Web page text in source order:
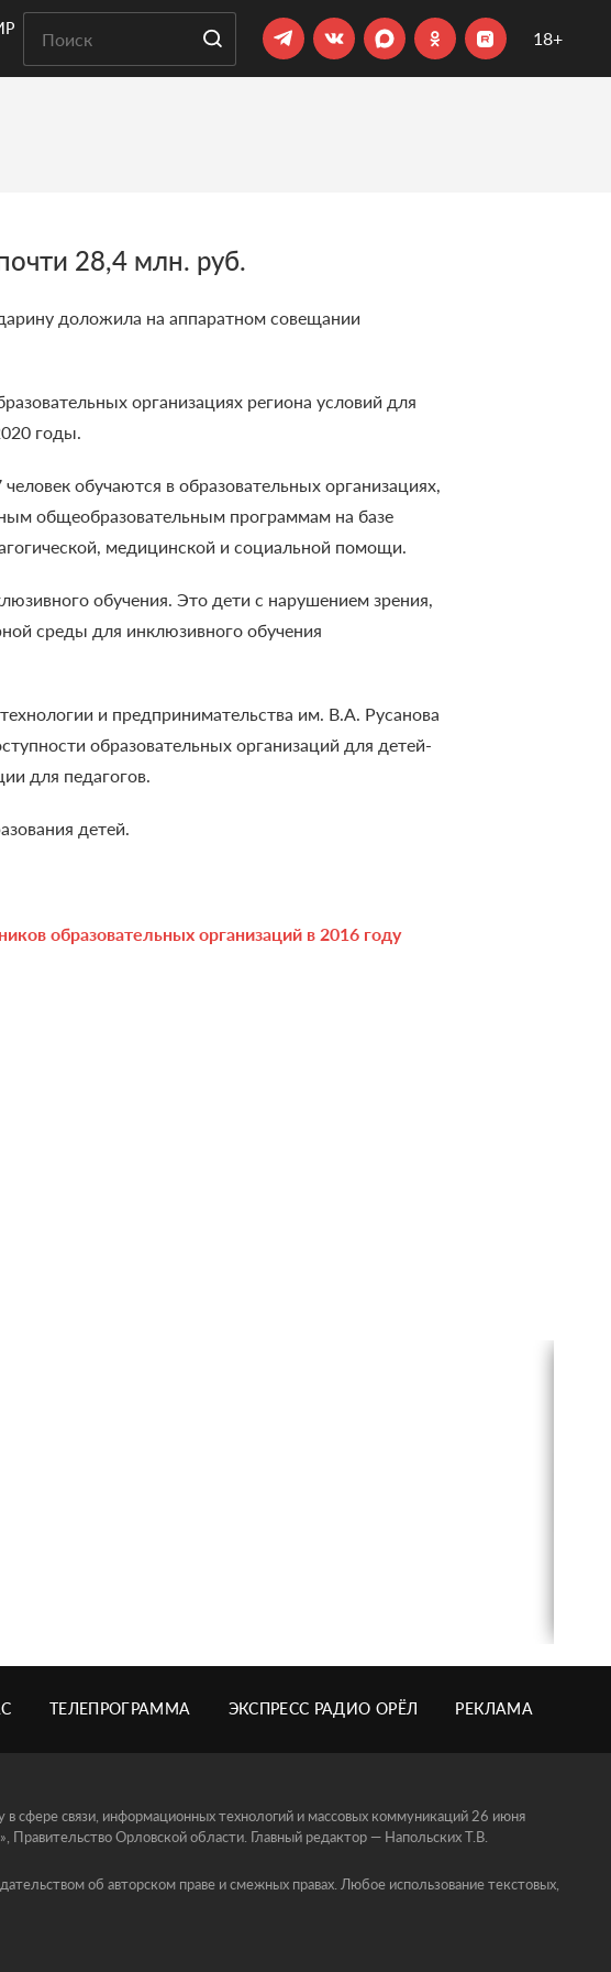
18+
28,4 млн. руб.
доложила на аппаратном совещании
организациях региона условий для
годы.
обучаются в образовательных организациях,
общеобразовательным программам на базе
медицинской и социальной помощи.
обучения. Это дети с нарушением зрения,
среды для инклюзивного обучения
и предпринимательства им. В.А. Русанова
образовательных организаций для детей-
для педагогов.
детей.
образовательных организаций в 2016 году
ТЕЛЕПРОГРАММА ЭКСПРЕСС РАДИО ОРЁЛ РЕКЛАМА
сфере связи, информационных технологий и массовых коммуникаций 26 июня
Орловской области. Главный редактор — Напольских Т.В.
об авторском праве и смежных правах. Любое использование текстовых,